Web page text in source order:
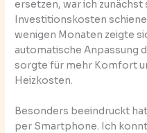
ersetzen, war ich zunächst
Investitionskosten
wenigen Monaten zeigte
automatische Anpassung
sorgte für mehr Komfort
Heizkosten.
Besonders beeindruckt
per Smartphone. Ich